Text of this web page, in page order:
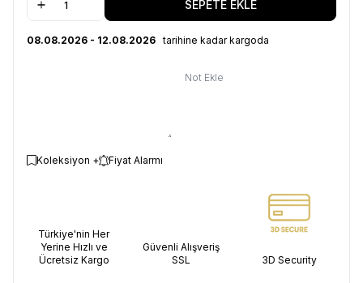
SEPETE EKLE
08.08.2026 - 12.08.2026 tarihine kadar kargoda
Not Ekle
Koleksiyon + Fiyat Alarmı
Türkiye'nin Her
Yerine Hızlı ve
Ücretsiz Kargo
Güvenli Alışveriş
SSL
3D Security